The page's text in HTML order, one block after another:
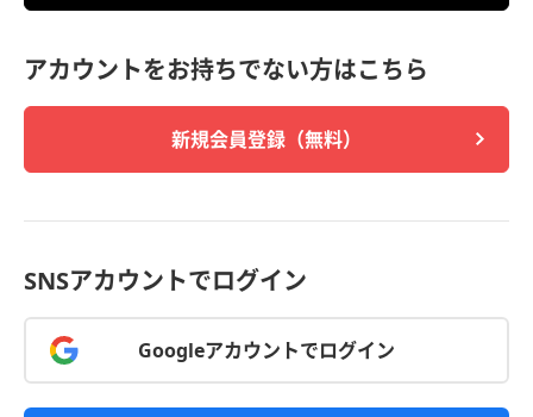
アカウントをお持ちでない方はこちら
新規会員登録（無料）
SNSアカウントでログイン
Googleアカウントでログイン